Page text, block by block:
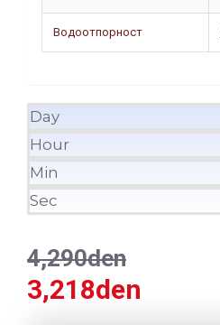
Водоотпорност
Day
Hour
Min
Sec
4,290den
3,218den